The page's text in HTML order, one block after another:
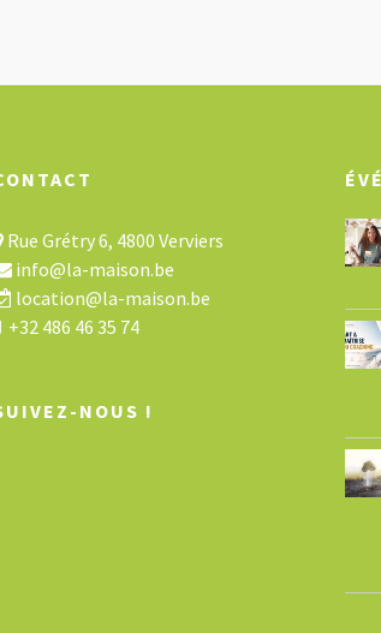
Rue Grétry 6, 4800 Verviers
info@la-maison.be
location@la-maison.be
+32 486 46 35 74
NOUS !